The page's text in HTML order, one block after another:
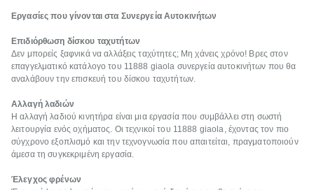
Εργασίες που γίνονται στα Συνεργεία Αυτοκινήτων
Επιδιόρθωση δίσκου ταχυτήτων
Δεν μπορείς ξαφνικά να αλλάξεις ταχύτητες; Μη χάνεις χρόνο! Βρες στον
επαγγελματικό κατάλογο του 11888 giaola συνεργεία αυτοκινήτων που θα
αναλάβουν την επισκευή του δίσκου ταχυτήτων.
Αλλαγή λαδιών
Η αλλαγή λαδιού κινητήρα είναι μια εργασία που συμβάλλει στη σωστή
λειτουργία ενός οχήματος. Οι τεχνικοί του 11888 giaola, έχοντας τον πιο
σύγχρονο εξοπλισμό και την τεχνογνωσία που απαιτείται, πραγματοποιούν
άμεσα τη συγκεκριμένη εργασία.
Έλεγχος φρένων